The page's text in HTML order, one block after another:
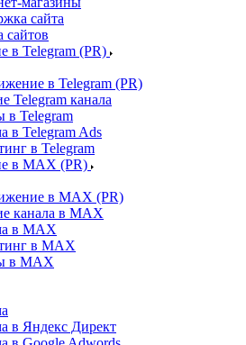
сайта
сайтов
в Telegram (PR)
в Telegram (PR)
Telegram канала
в Telegram
в Telegram Ads
в Telegram
в MAX (PR)
в MAX (PR)
канала в MAX
в MAX
в MAX
в MAX
в Яндекс Директ